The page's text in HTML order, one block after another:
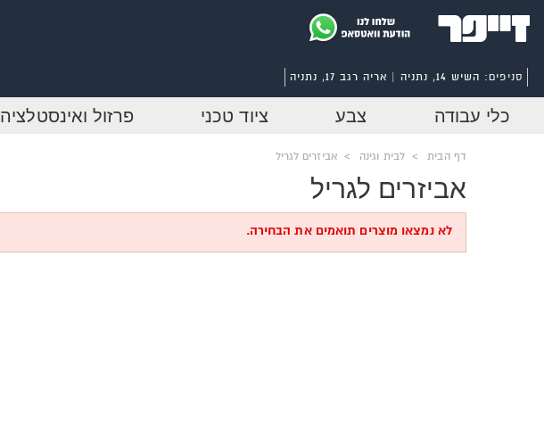
סניפים: השיש 14, נתניה | אריה רגב 17, נתניה
כלי עבודה צבע ציוד טכני פרזול ואינסטלציה
דף הבית > לבית וגינה > אביזרים לגריל
אביזרים לגריל
לא נמצאו מוצרים תואמים את הבחירה.